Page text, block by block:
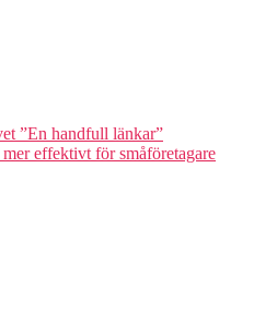
”En handfull länkar”
effektivt för småföretagare